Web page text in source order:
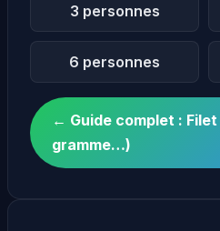
3 personnes
6 personnes
← Guide complet :
gramme…)